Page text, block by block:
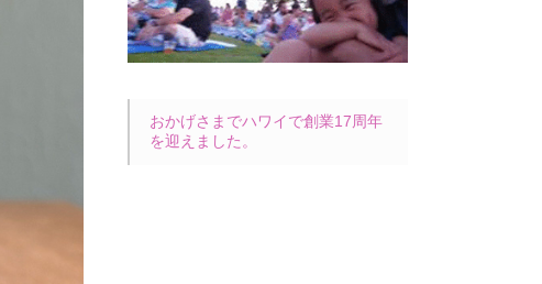
おかげさまでハワイで創業17周年
を迎えました。